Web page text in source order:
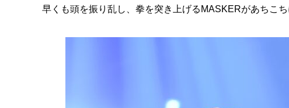
早くも頭を振り乱し、拳を突き上げるMASKERがあちこち